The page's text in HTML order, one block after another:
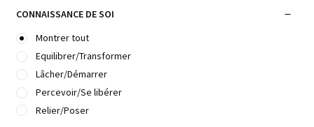
CONNAISSANCE DE SOI
Montrer tout
Equilibrer/Transformer
Lâcher/Démarrer
Percevoir/Se libérer
Relier/Poser